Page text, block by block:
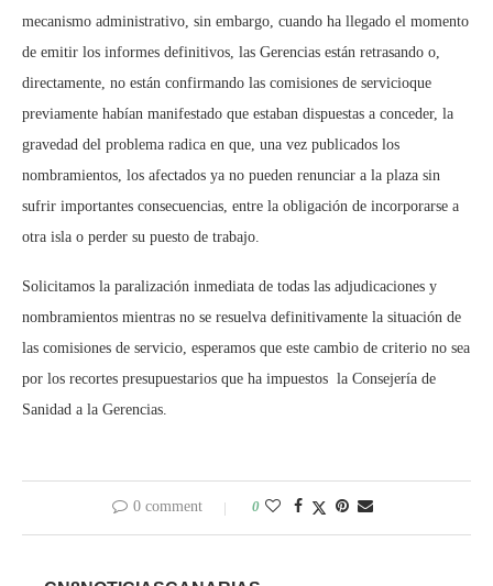
mecanismo administrativo, sin embargo, cuando ha llegado el momento
de emitir los informes definitivos, las Gerencias están retrasando o,
directamente, no están confirmando las comisiones de servicioque
previamente habían manifestado que estaban dispuestas a conceder, la
gravedad del problema radica en que, una vez publicados los
nombramientos, los afectados ya no pueden renunciar a la plaza sin
sufrir importantes consecuencias , entre la obligación de incorporarse a
otra isla o perder su puesto de trabajo.
Solicitamos la paralización inmediata de todas las adjudicaciones y
nombramientos mientras no se resuelva definitivamente la situación de
las comisiones de servicio, esperamos que este cambio de criterio no sea
por los recortes presupuestarios que ha impuestos la Consejería de
Sanidad a la Gerencias.
0 comment 0